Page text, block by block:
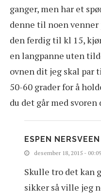
ganger, men har et
denne til noen venner
den ferdig til kl 15,
en langpanne uten
ovnen dit jeg skal par
50-60 grader for å
du det går med svoren
ESPEN NERSVEEN
desember 18, 2015 - 00:09
Skulle tro det kan
sikker så ville jeg